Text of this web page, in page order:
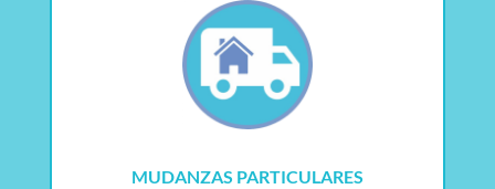
MUDANZAS PARTICULARES